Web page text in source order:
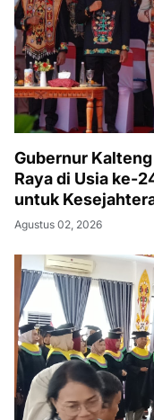
Gubernur
Raya di Usia ke-
untuk
Agustus 02, 2026